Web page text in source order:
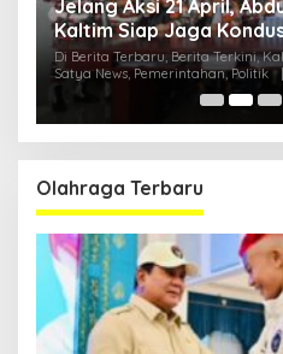
Jelang Aksi 21 April,
Kaltim Siap Jaga
Polri
Di Berita Terbaru, Berita Terkini,
Satya News, Pemerintahan, Politik
Olahraga Terbaru